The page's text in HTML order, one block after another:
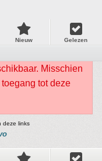
Nieuw Gelezen
Misschien
tot deze
deze links